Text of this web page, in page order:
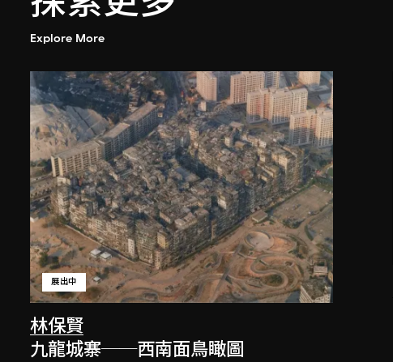
Explore More
林保賢
展出中
九龍城寨──西南面鳥瞰圖